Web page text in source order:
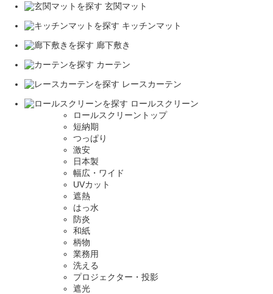
玄関マット
キッチンマット
廊下敷き
カーテン
レースカーテン
ロールスクリーン
ロールスクリーントップ
短納期
つっぱり
激安
日本製
幅広・ワイド
UVカット
遮熱
はっ水
防炎
和紙
柄物
業務用
洗える
プロジェクター・投影
遮光